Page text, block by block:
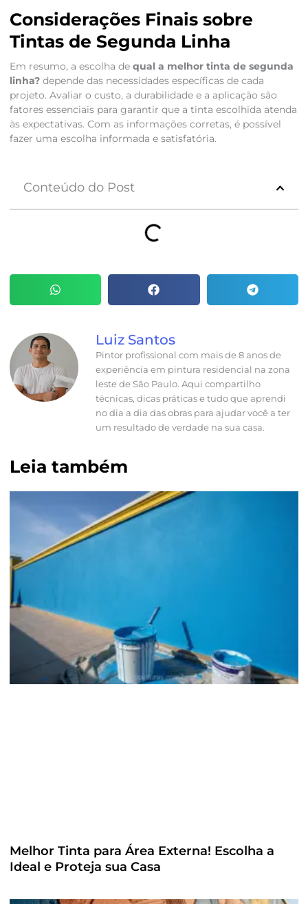
Considerações Finais sobre
Tintas de Segunda Linha
Em resumo, a escolha de qual a melhor tinta de segunda
linha?depende das necessidades específicas de cada
projeto. Avaliar o custo, a durabilidade e a aplicação são
fatores essenciais para garantir que a tinta escolhida atenda
às expectativas. Com as informações corretas, é possível
fazer uma escolha informada e satisfatória.
Conteúdo do Post
Luiz Santos
Pintor profissional com mais de 8 anos de
experiência em pintura residencial na zona
leste de São Paulo. Aqui compartilho
técnicas, dicas práticas e tudo que aprendi
no dia a dia das obras para ajudar você a ter
um resultado de verdade na sua casa.
Leia também
Melhor Tinta para Área Externa! Escolha a
Ideal e Proteja sua Casa